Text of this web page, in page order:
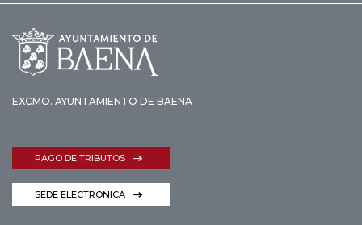
EXCMO. AYUNTAMIENTO DE BAENA
PAGO DE TRIBUTOS
SEDE ELECTRÓNICA